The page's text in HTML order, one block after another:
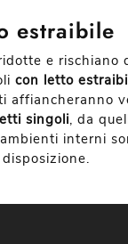
estraibile
e rischiano
con letto
singoli, da
interni